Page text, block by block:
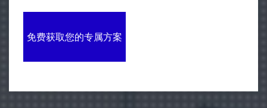
免费获取您的专属方案